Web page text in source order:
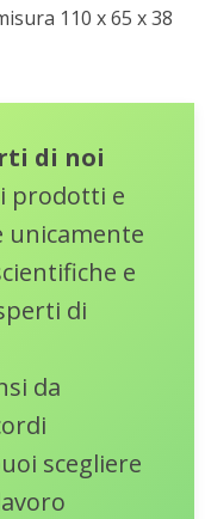
110 x 65 x 38
di noi
prodotti e
unicamente
e
di
da
scegliere